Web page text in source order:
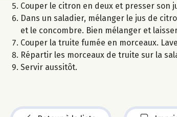
Couper le citron en deux et presser son
Dans un saladier, mélanger le jus de
et le concombre. Bien mélanger et
Couper la truite fumée en morceaux.
Répartir les morceaux de truite sur la
Servir aussitôt.